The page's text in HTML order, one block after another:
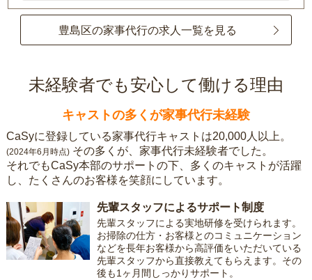
豊島区の家事代行の求人一覧を見る
未経験者でも安心して働ける理由
キャストの多くが家事代行未経験
CaSyに登録している家事代行キャストは20,000人以上。
(2024年6月時点) その多くが、家事代行未経験者でした。
それでもCaSy本部のサポートの下、多くのキャストが活躍
し、たくさんのお客様を笑顔にしています。
先輩スタッフによるサポート制度
先輩スタッフによる実地研修を受けられます。
お掃除の仕方・お客様とのコミュニケーション
などを長年お客様から高評価をいただいている
先輩スタッフから直接教えてもらえます。その
後も1ヶ月間しっかりサポート。